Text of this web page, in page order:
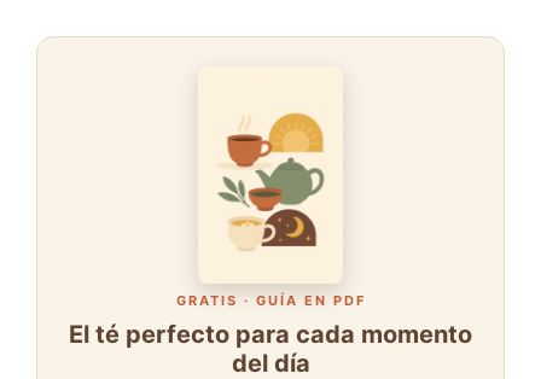
GRATIS · GUÍA EN PDF
El té perfecto para cada momento
del día